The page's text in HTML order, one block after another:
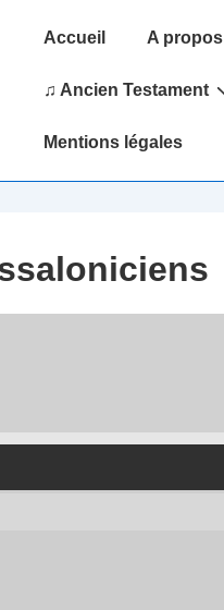
Main
Accueil A propos
♫ Ancien Testament
Mentions légales